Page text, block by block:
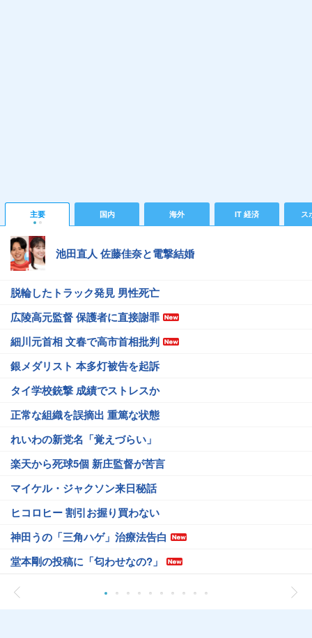
主要 国内 海外 IT 経済 ス
池田直人 佐藤佳奈と電撃結婚
脱輪したトラック発見 男性死亡
広陵高元監督 保護者に直接謝罪
細川元首相 文春で高市首相批判
銀メダリスト 本多灯被告を起訴
タイ学校銃撃 成績でストレスか
正常な組織を誤摘出 重篤な状態
れいわの新党名「覚えづらい」
楽天から死球5個 新庄監督が苦言
マイケル・ジャクソン来日秘話
ヒコロヒー 割引お握り買わない
神田うの「三角ハゲ」治療法告白
堂本剛の投稿に「匂わせなの?」